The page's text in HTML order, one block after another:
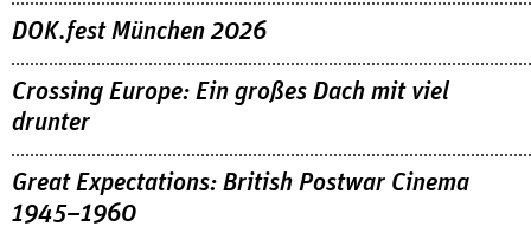
DOK.fest München 2026
Crossing Europe: Ein großes Dach mit viel
drunter
Great Expectations: British Postwar Cinema
1945–1960